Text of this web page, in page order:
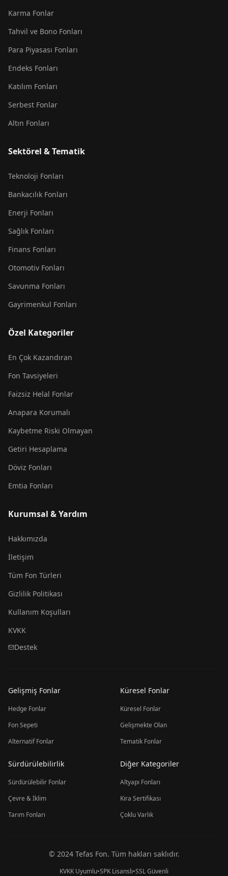
Karma Fonlar
Tahvil ve Bono Fonları
Para Piyasası Fonları
Endeks Fonları
Katılım Fonları
Serbest Fonlar
Altın Fonları
Sektörel & Tematik
Teknoloji Fonları
Bankacılık Fonları
Enerji Fonları
Sağlık Fonları
Finans Fonları
Otomotiv Fonları
Savunma Fonları
Gayrimenkul Fonları
Özel Kategoriler
En Çok Kazandıran
Fon Tavsiyeleri
Faizsiz Helal Fonlar
Anapara Korumalı
Kaybetme Riski Olmayan
Getiri Hesaplama
Döviz Fonları
Emtia Fonları
Kurumsal & Yardım
Hakkımızda
İletişim
Tüm Fon Türleri
Gizlilik Politikası
Kullanım Koşulları
KVKK
Destek
Gelişmiş Fonlar
Hedge Fonlar
Fon Sepeti
Alternatif Fonlar
Küresel Fonlar
Küresel Fonlar
Gelişmekte Olan
Tematik Fonlar
Sürdürülebilirlik
Sürdürülebilir Fonlar
Çevre & İklim
Tarım Fonları
Diğer Kategoriler
Altyapı Fonları
Kira Sertifikası
Çoklu Varlık
© 2024 Tefas Fon. Tüm hakları saklıdır.
KVKK Uyumlu•SPK Lisanslı•SSL Güvenli